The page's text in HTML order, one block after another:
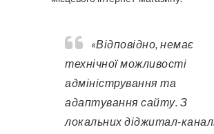
«Відповідно, немає
технічної можливості
адміністрування та
адаптування сайту. З
локальних діджитал-